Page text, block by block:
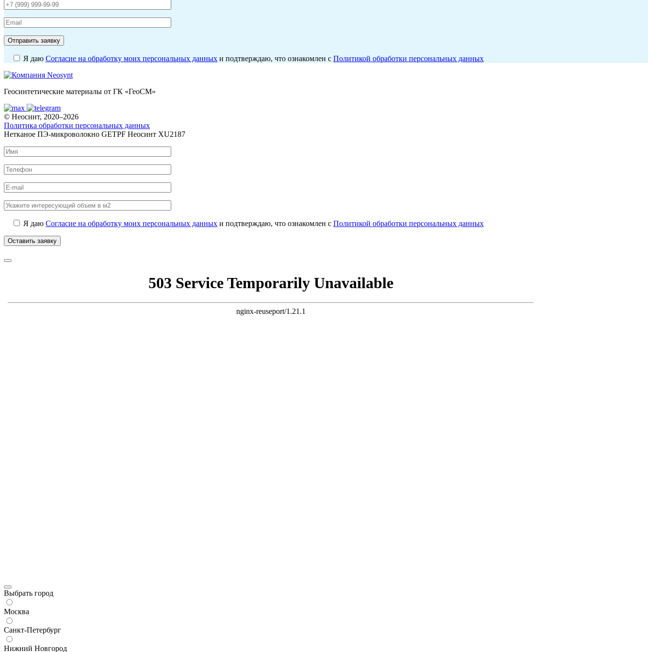
Отправить заявку
Я даю Согласие на обработку моих персональных данных и подтверждаю, что ознакомлен с Политикой обработки персональных данных
Геосинтетические материалы от ГК «ГеоСМ»
© Неосинт, 2020–2026
Политика обработки персональных данных
Нетканое ПЭ-микроволокно GETPF Неосинт XU2187
Я даю Согласие на обработку моих персональных данных и подтверждаю, что ознакомлен с Политикой обработки персональных данных
Выбрать город
Москва
Санкт-Петербург
Нижний Новгород